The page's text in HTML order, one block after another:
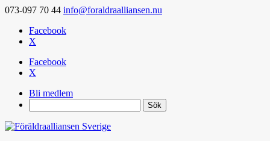
073-097 70 44 info@foraldraalliansen.nu
Facebook
X
Facebook
X
Bli medlem